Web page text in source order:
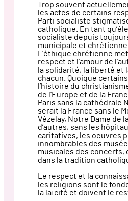
Trop souvent
les actes de certains
Parti socialiste
catholique. En tant
socialiste depuis
municipale et
L’éthique chrétienne
respect et l’amour de
la solidarité, la liberté et
chacun. Quoique
l’histoire du
de l’Europe et de la
Paris sans la cathédrale
serait la France sans le
Vézelay, Notre Dame de
d’autres, sans les
caritatives, les oeuvres
innombrables des
musicales des concerts,
dans la tradition
Le respect et la
les religions sont le
la laïcité et doivent le